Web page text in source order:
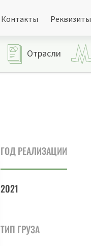
Контакты Реквизиты
Отрасли
ГОД РЕАЛИЗАЦИИ
2021
ТИП ГРУЗА